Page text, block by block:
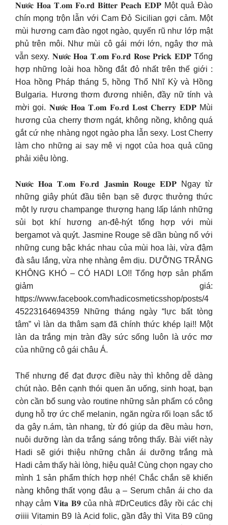
𝐍𝐮̛𝐨̛́𝐜 𝐇𝐨𝐚 𝐓.𝐨𝐦 𝐅𝐨.𝐫𝐝 𝐁𝐢𝐭𝐭𝐞𝐫 𝐏𝐞𝐚𝐜𝐡 𝐄𝐃𝐏 Một quả Đào
chín mọng trộn lẫn với Cam Đỏ Sicilian gợi cảm. Một
mùi hương cam đào ngọt ngào, quyến rũ như lớp mật
phủ trên môi. Như mùi cô gái mới lớn, ngây thơ mà
vẫn sexy. 𝐍𝐮̛𝐨̛́𝐜 𝐇𝐨𝐚 𝐓.𝐨𝐦 𝐅𝐨.𝐫𝐝 𝐑𝐨𝐬𝐞 𝐏𝐫𝐢𝐜𝐤 𝐄𝐃𝐏 Tổng
hợp những loài hoa hồng đắt đỏ nhất trên thế giới :
Hoa hồng Pháp tháng 5, hồng Thổ Nhĩ Kỳ và Hồng
Bulgaria. Hương thơm đương nhiên, đầy nữ tính và
mời gọi. 𝐍𝐮̛𝐨̛́𝐜 𝐇𝐨𝐚 𝐓.𝐨𝐦 𝐅𝐨.𝐫𝐝 𝐋𝐨𝐬𝐭 𝐂𝐡𝐞𝐫𝐫𝐲 𝐄𝐃𝐏 Mùi
hương của cherry thơm ngát, không nồng, không quá
gắt cứ nhẹ nhàng ngọt ngào pha lẫn sexy. Lost Cherry
làm cho những ai say mê vị ngọt của hoa quả cũng
phải xiêu lòng.
𝐍𝐮̛𝐨̛́𝐜 𝐇𝐨𝐚 𝐓.𝐨𝐦 𝐅𝐨.𝐫𝐝 𝐉𝐚𝐬𝐦𝐢𝐧 𝐑𝐨𝐮𝐠𝐞 𝐄𝐃𝐏 Ngay từ
những giây phút đầu tiên bạn sẽ được thưởng thức
một ly rượu champange thượng hạng lấp lánh những
sủi bọt khí hương an-đê-hýt tổng hợp với mùi
bergamot và quýt. Jasmine Rouge sẽ dần bùng nổ với
những cung bậc khác nhau của mùi hoa lài, vừa đậm
đà sâu lắng, vừa nhẹ nhàng êm dịu. DƯỠNG TRẮNG
KHÔNG KHÓ – CÓ HADI LO!! Tổng hợp sản phẩm
giảm giá:
https://www.facebook.com/hadicosmeticsshop/posts/4
45223164694359 Những tháng ngày “lực bất tòng
tâm” vì làn da thâm sạm đã chính thức khép lại!! Một
làn da trắng mịn tràn đầy sức sống luôn là ước mơ
của những cô gái châu Á.
Thế nhưng để đạt được điều này thì không dễ dàng
chút nào. Bên cạnh thói quen ăn uống, sinh hoạt, bạn
còn cần bổ sung vào routine những sản phẩm có công
dụng hỗ trợ ức chế melanin, ngăn ngừa rối loạn sắc tố
da gây n.ám, tàn nhang, từ đó giúp da đều màu hơn,
nuôi dưỡng làn da trắng sáng trông thấy. Bài viết này
Hadi sẽ giới thiệu những chân ái dưỡng trắng mà
Hadi cảm thấy hài lòng, hiệu quả! Cùng chọn ngay cho
mình 1 sản phẩm thích hợp nhé! Chắc chắn sẽ khiến
nàng không thất vọng đâu ạ – Serum chân ái cho da
nhạy cảm 𝐕𝐢𝐭𝐚 𝐁𝟗 của nhà #DrCeutics đây rồi các chị
ơiiii Vitamin B9 là Acid folic, gần đây thì Vita B9 cũng